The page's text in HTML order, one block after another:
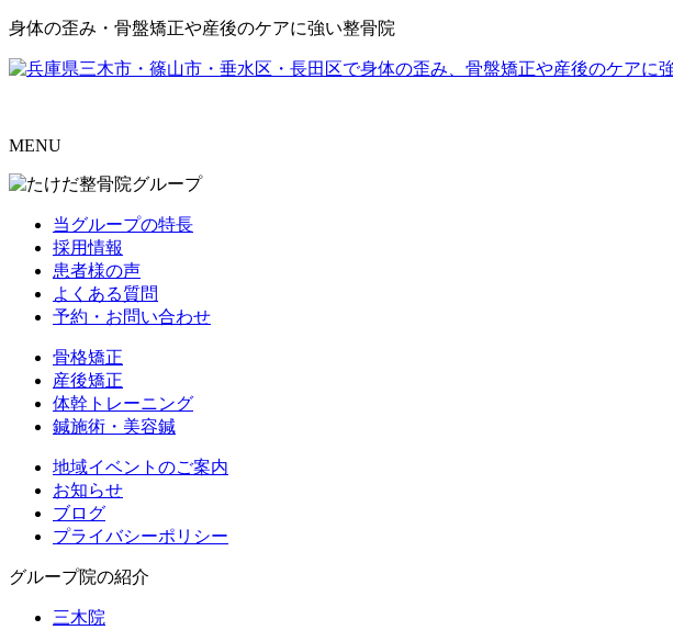
身体の歪み・骨盤矯正や産後のケアに強い整骨院
MENU
当グループの特長
採用情報
患者様の声
よくある質問
予約・お問い合わせ
骨格矯正
産後矯正
体幹トレーニング
鍼施術・美容鍼
地域イベントのご案内
お知らせ
ブログ
プライバシーポリシー
グループ院の紹介
三木院